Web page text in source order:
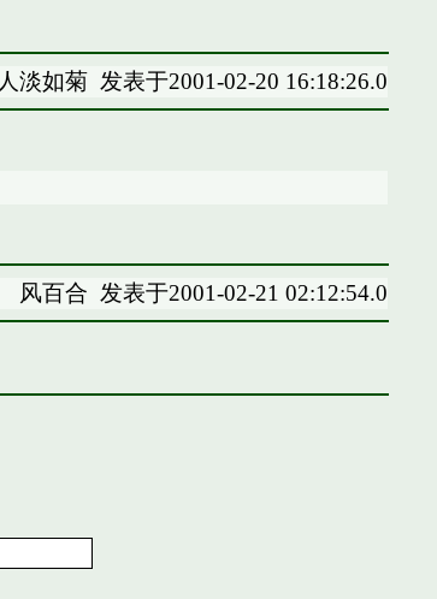
人淡如菊发表于2001-02-20 16:18:26.0
风百合 发表于2001-02-21 02:12:54.0